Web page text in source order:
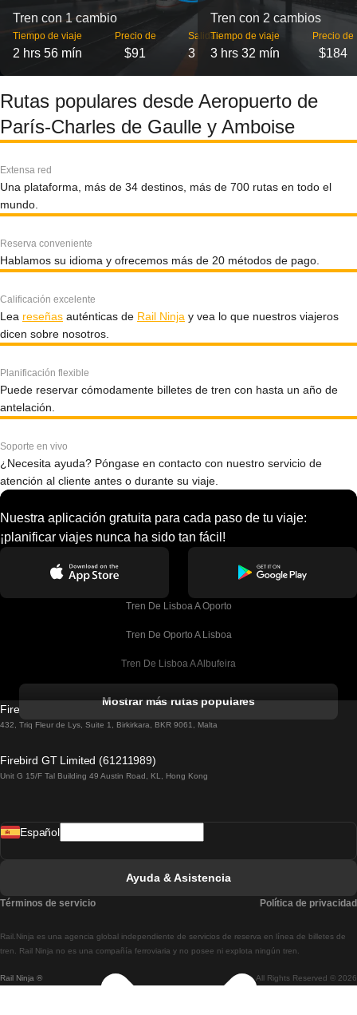
Tren con 1 cambio
Tiempo de viaje
2 hrs 56 mín
Precio de
$91
Salidas
3
Tren con 2 cambios
Tiempo de viaje
3 hrs 32 mín
Precio de
$184
Rutas populares desde Aeropuerto de
París-Charles de Gaulle y Amboise
Extensa red
Una plataforma, más de 34 destinos, más de 700 rutas en todo el
mundo.
Reserva conveniente
Hablamos su idioma y ofrecemos más de 20 métodos de pago.
Calificación excelente
Lea reseñas auténticas de Rail Ninja y vea lo que nuestros viajeros
dicen sobre nosotros.
Planificación flexible
Puede reservar cómodamente billetes de tren con hasta un año de
antelación.
Soporte en vivo
¿Necesita ayuda? Póngase en contacto con nuestro servicio de
atención al cliente antes o durante su viaje.
Nuestra aplicación gratuita para cada paso de tu viaje:
¡planificar viajes nunca ha sido tan fácil!
Tren De Lisboa A Oporto
Tren De Oporto A Lisboa
Tren De Lisboa A Albufeira
Tren De Lisboa A Lagos
Tren De Lisboa A Madrid
Tren De Lisboa A Braga
Tren De Braga A Lisboa
Mostrar más rutas populares
Firebird GT Limited (OC 1451)
432, Triq Fleur de Lys, Suite 1, Birkirkara, BKR 9061, Malta
Firebird GT Limited (61211989)
Unit G 15/F Tal Building 49 Austin Road, KL, Hong Kong
Rail Ninja ® All Rights Reserved © 2026
Rail.Ninja es una agencia global independiente de servicios de reserva en línea de billetes de
tren. Rail Ninja no es una compañía ferroviaria y no posee ni explota ningún tren.
Español
Ayuda & Asistencia
Términos de servicio Política de privacidad